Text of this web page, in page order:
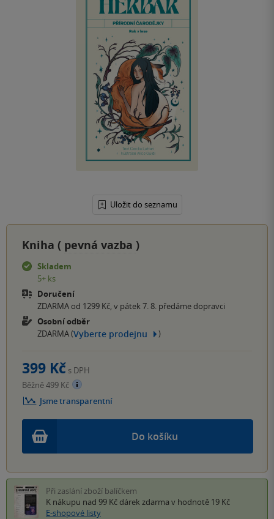
Uložit do seznamu
Kniha ( pevná vazba )
Skladem
5+ ks
Doručení
ZDARMA od 1299 Kč, v pátek 7. 8. předáme dopravci
Osobní odběr
ZDARMA (Vyberte prodejnu )
Do košíku
399 Kč s DPH
Běžně 499 Kč
Jsme transparentní
Při zaslání zboží balíčkem
K nákupu nad 99 Kč dárek zdarma v hodnotě 19 Kč
E-shopové listy